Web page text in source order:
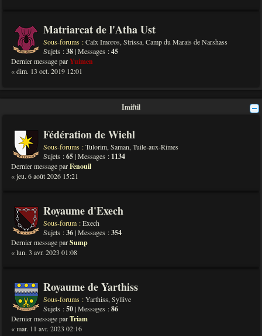
Matriarcat de l'Atha Ust
Sous-forums :Caïx Imoros, Strissa, Camp du Marais de Narshass
Sujets :38| Messages :45
Dernier message parYuimen
« dim. 13 oct. 2019 12:01
Imiftil
Fédération de Wiehl
Sous-forums :Tulorim, Saman, Tuile-aux-Rimes
Sujets :65| Messages : 1134
Dernier message parFenouil
« jeu. 6 août 2026 15:21
Royaume d'Exech
Sous-forum :Exech
Sujets :36| Messages :354
Dernier message parSump
« lun. 3 avr. 2023 01:08
Royaume de Yarthiss
Sous-forums :Yarthiss, Syllive
Sujets :50| Messages :86
Dernier message parTriam
« mar. 11 avr. 2023 02:16